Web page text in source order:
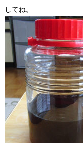
してね。